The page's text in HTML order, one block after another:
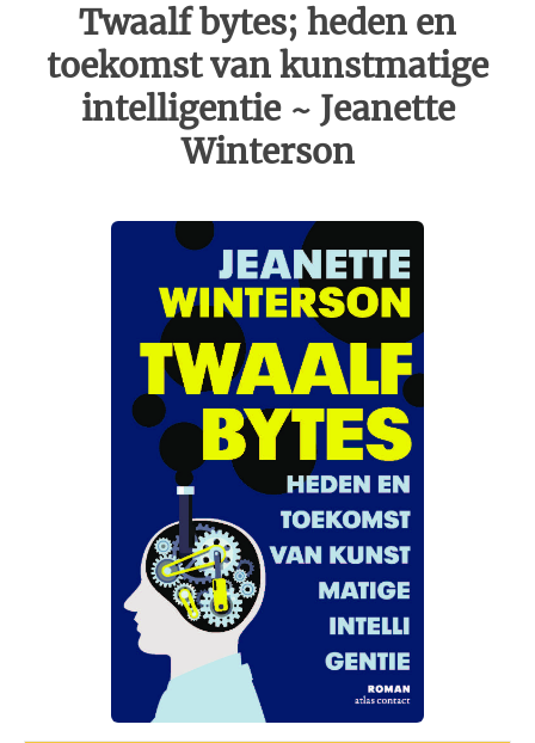
Twaalf bytes; heden en
toekomst van kunstmatige
intelligentie ~ Jeanette
Winterson